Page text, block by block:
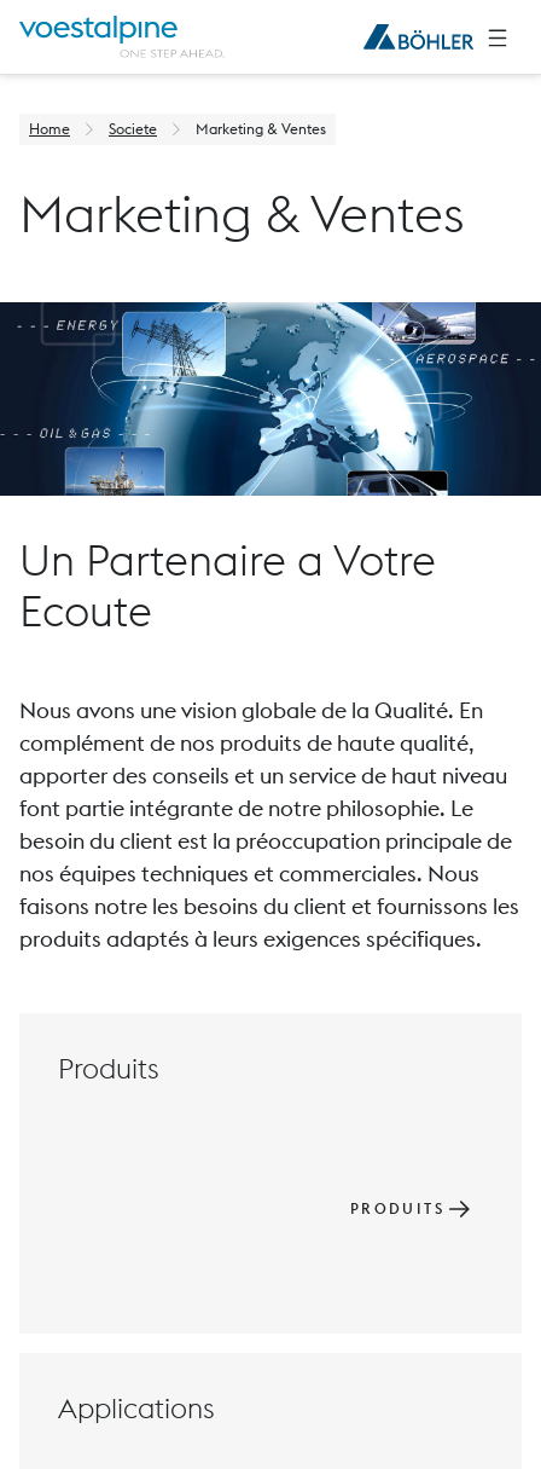
Home Societe Marketing & Ventes
Marketing & Ventes
Un Partenaire a Votre
Ecoute
Nous avons une vision globale de la Qualité. En
complément de nos produits de haute qualité,
apporter des conseils et un service de haut niveau
font partie intégrante de notre philosophie. Le
besoin du client est la préoccupation principale de
nos équipes techniques et commerciales. Nous
faisons notre les besoins du client et fournissons les
produits adaptés à leurs exigences spécifiques.
Produits
PRODUITS
Applications